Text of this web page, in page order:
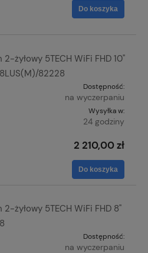
Do koszyka
żyłowy 5TECH WiFi FHD 10"
82228
Dostępność:
na wyczerpaniu
Wysyłka w:
24 godziny
2 210,00 zł
Do koszyka
żyłowy 5TECH WiFi FHD 8"
Dostępność:
na wyczerpaniu